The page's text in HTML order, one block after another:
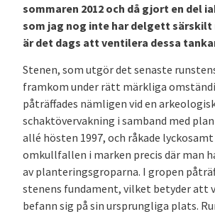
sommaren 2012 och då gjort en del
som jag nog inte har delgett särskilt
är det dags att ventilera dessa
Stenen, som utgör det senaste
framkom under rätt märkliga
påträffades nämligen vid en
schaktövervakning i samband med
allé hösten 1997, och råkade
omkullfallen i marken precis där man
av planteringsgroparna. I gropen
stenens fundament, vilket betyder att
befann sig på sin ursprungliga plats.